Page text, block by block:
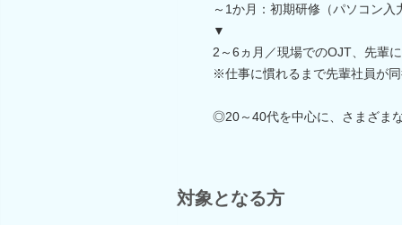
～1か月：初期研修（パソコン
▼
2～6ヵ月／現場でのOJT、先輩
※仕事に慣れるまで先輩社員が
◎20～40代を中心に、さまざま
対象となる方